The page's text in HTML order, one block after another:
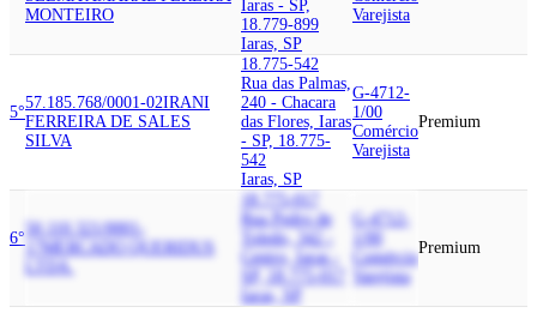
MONTEIRO
Iaras - SP,
18.779-899
Iaras, SP
Varejista
5°
57.185.768/0001-02IRANI
FERREIRA DE SALES
SILVA
18.775-542
Rua das Palmas,
240 - Chacara
das Flores, Iaras
- SP, 18.775-
542
Iaras, SP
G-4712-
1/00
Comércio
Varejista
Premium
6°
50.110.321/0001-
MERCADO QUERIDUS
LTDA.
18.775-017
Rua Pedro de
Toledo, 342 -
Centro, Iaras -
SP, 18.775-017
Iaras, SP
G-4712-
1/00
Comércio
Varejista
Premium